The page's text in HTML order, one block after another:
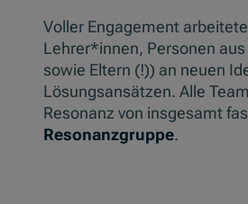
Voller Engagement
Lehrer*innen, Personen
sowie Eltern (!)) an neuen
Lösungsansätzen. Alle
Resonanz von insgesamt
Resonanzgruppe.